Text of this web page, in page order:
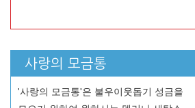
사랑의 모금통
'사랑의 모금통'은 불우이웃돕기 성금을